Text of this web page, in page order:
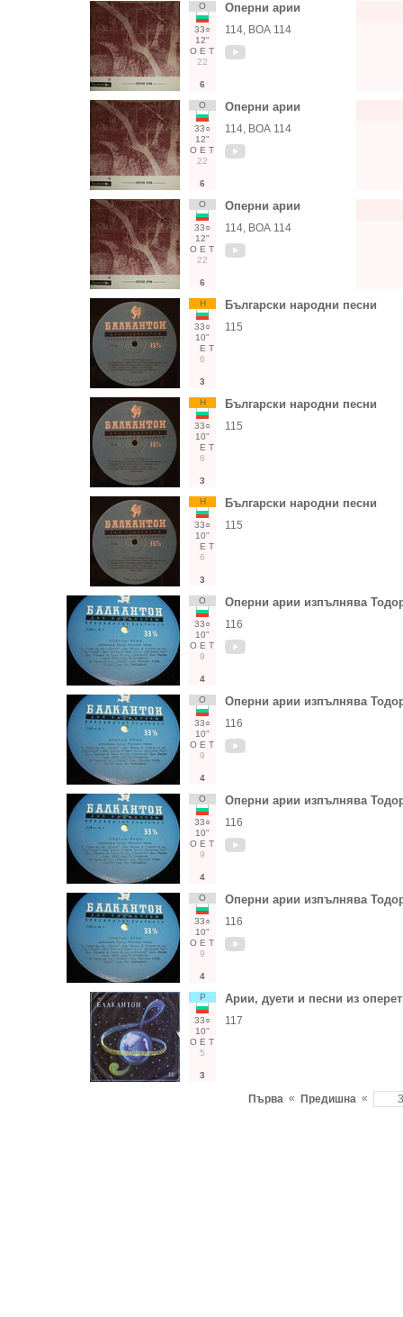
О
33○
12"
О Е Т
22
6
Оперни арии
114, ВОА 114
О
33○
12"
О Е Т
22
6
Оперни арии
114, ВОА 114
О
33○
12"
О Е Т
22
6
Оперни арии
114, ВОА 114
Н
33○
10"
Е Т
6
3
Български народни песни
115
Н
33○
10"
Е Т
6
3
Български народни песни
115
Н
33○
10"
Е Т
6
3
Български народни песни
115
О
33○
10"
О Е Т
9
4
Оперни арии изпълнява
116
О
33○
10"
О Е Т
9
4
Оперни арии изпълнява
116
О
33○
10"
О Е Т
9
4
Оперни арии изпълнява
116
О
33○
10"
О Е Т
9
4
Оперни арии изпълнява
116
Р
33○
10"
О Е Т
5
3
Арии, дуети и песни из
117
Първа « Предишна «